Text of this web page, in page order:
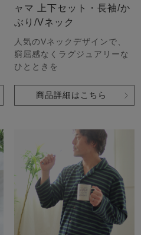
ャマ 上下セット・長袖/か
ぶり/Vネック
人気のVネックデザインで、
窮屈感なくラグジュアリーな
ひとときを
商品詳細はこちら